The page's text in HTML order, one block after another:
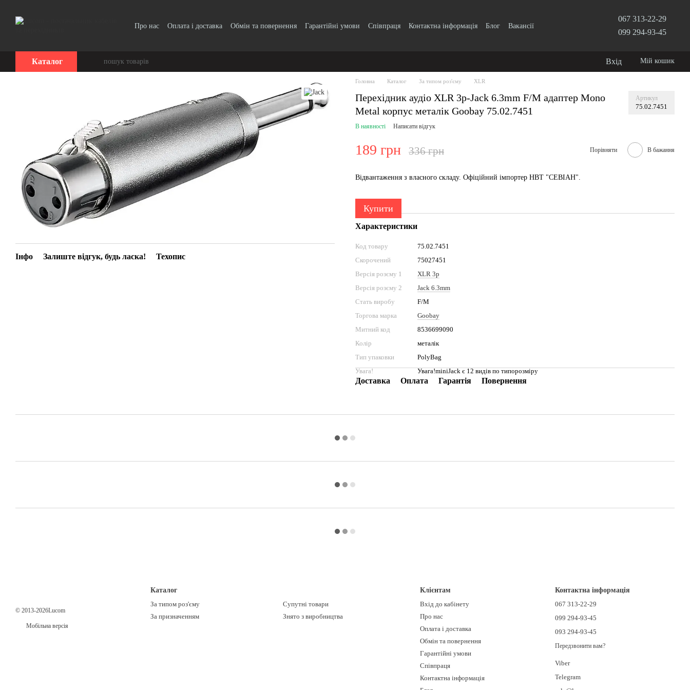
Про нас Оплата і доставка Обмін та повернення Гарантійні умови Співпраця Контактна інформація Блог
Вакансії
067 313-22-29
099 294-93-45
Каталог Вхід Мій кошик
Інфо Залиште відгук, будь ласка! Техопис
Головна Каталог За типом роз'єму XLR
Перехідник аудіо XLR 3p-Jack 6.3mm F/M адаптер Mono
Metal корпус металік Goobay 75.02.7451
Артикул
75.02.7451
В наявності Написати відгук
189 грн 336 грн Порівняти В бажання
Відвантаження з власного складу. Офіційний імпортер НВТ "СЕВІАН".
Купити
Характеристики
Код товару
75.02.7451
Скорочений
75027451
Версія розєму 1
XLR 3p
Версія розєму 2
Jack 6.3mm
Стать виробу
F/M
Торгова марка
Goobay
Митний код
8536699090
Колір
металік
Тип упаковки
PolyBag
Увага!
Увага!miniJack є 12 видів по типорозміру
Доставка Оплата Гарантія Повернення
© 2013-2026Lucom
Мобільна версія
Каталог
За типом роз'єму
За призначенням
Супутні товари
Знято з виробництва
Клієнтам
Вхід до кабінету
Про нас
Оплата і доставка
Обмін та повернення
Гарантійні умови
Співпраця
Контактна інформація
Контактна інформація
067 313-22-29
099 294-93-45
093 294-93-45
Передзвонити вам?
Viber
Telegram